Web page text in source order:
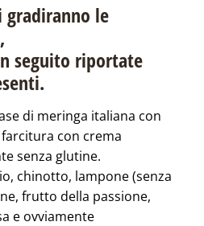
gradiranno le
seguito riportate
di meringa italiana con
con crema
senza glutine.
chinotto, lampone (senza
frutto della passione,
e ovviamente